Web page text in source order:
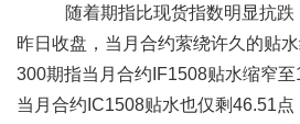
随着期指比现货指数明显抗跌
昨日收盘，当月合约萦绕许久的贴
300期指当月合约IF1508贴水缩窄
当月合约IC1508贴水也仅剩46.51